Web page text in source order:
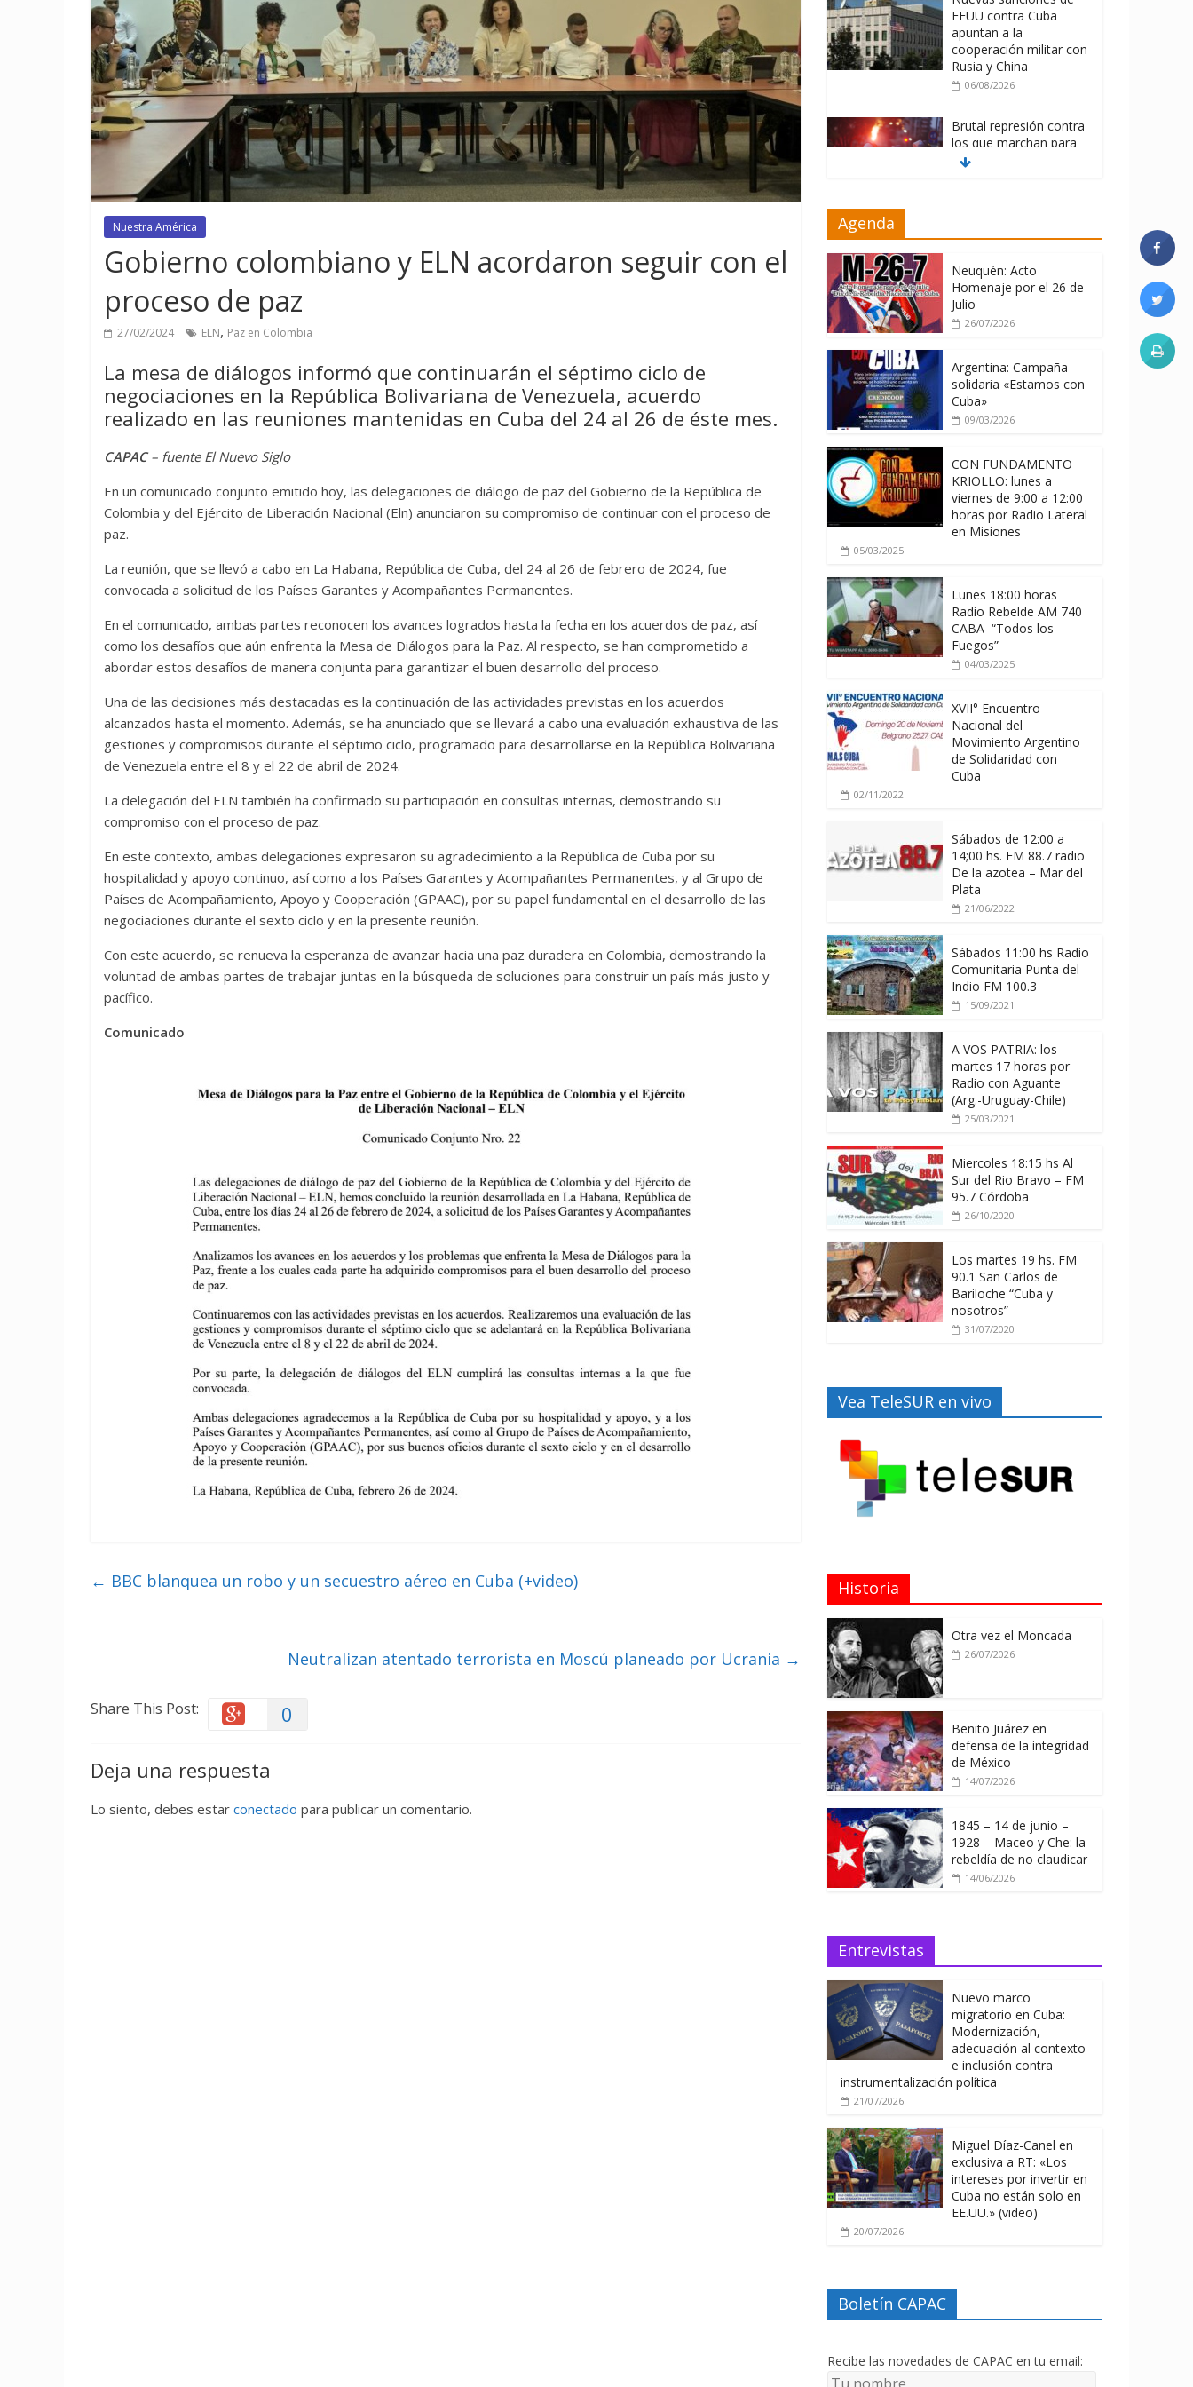
Nuestra América
Gobierno colombiano y ELN acordaron seguir con el
proceso de paz
27/02/2024 ELN, Paz en Colombia
La mesa de diálogos informó que continuarán el séptimo ciclo de
negociaciones en la República Bolivariana de Venezuela, acuerdo
realizado en las reuniones mantenidas en Cuba del 24 al 26 de éste mes.
CAPAC– fuente El Nuevo Siglo
En un comunicado conjunto emitido hoy, las delegaciones de diálogo de paz del Gobierno de la República de
Colombia y del Ejército de Liberación Nacional (Eln) anunciaron su compromiso de continuar con el proceso de
paz.
La reunión, que se llevó a cabo en La Habana, República de Cuba, del 24 al 26 de febrero de 2024, fue
convocada a solicitud de los Países Garantes y Acompañantes Permanentes.
En el comunicado, ambas partes reconocen los avances logrados hasta la fecha en los acuerdos de paz, así
como los desafíos que aún enfrenta la Mesa de Diálogos para la Paz. Al respecto, se han comprometido a
abordar estos desafíos de manera conjunta para garantizar el buen desarrollo del proceso.
Una de las decisiones más destacadas es la continuación de las actividades previstas en los acuerdos
alcanzados hasta el momento. Además, se ha anunciado que se llevará a cabo una evaluación exhaustiva de las
gestiones y compromisos durante el séptimo ciclo, programado para desarrollarse en la República Bolivariana
de Venezuela entre el 8 y el 22 de abril de 2024.
La delegación del ELN también ha confirmado su participación en consultas internas, demostrando su
compromiso con el proceso de paz.
En este contexto, ambas delegaciones expresaron su agradecimiento a la República de Cuba por su
hospitalidad y apoyo continuo, así como a los Países Garantes y Acompañantes Permanentes, y al Grupo de
Países de Acompañamiento, Apoyo y Cooperación (GPAAC), por su papel fundamental en el desarrollo de las
negociaciones durante el sexto ciclo y en la presente reunión.
Con este acuerdo, se renueva la esperanza de avanzar hacia una paz duradera en Colombia, demostrando la
voluntad de ambas partes de trabajar juntas en la búsqueda de soluciones para construir un país más justo y
pacífico.
Comunicado
← BBC blanquea un robo y un secuestro aéreo en Cuba (+video)
Neutralizan atentado terrorista en Moscú planeado por Ucrania →
Share This Post: 0
Deja una respuesta
Lo siento, debes estar conectado para publicar un comentario.
EEUU contra Cuba
apuntan a la
cooperación militar con
Rusia y China
06/08/2026
Brutal represión contra
los que marchan para
que no se venda la
La ONU condena
contra Cuba
06/08/2026
Agenda
Neuquén: Acto
Homenaje por el 26 de
Julio
26/07/2026
Argentina: Campaña
solidaria «Estamos con
Cuba»
09/03/2026
CON FUNDAMENTO
KRIOLLO: lunes a
viernes de 9:00 a 12:00
horas por Radio Lateral
en Misiones
05/03/2025
Lunes 18:00 horas
Radio Rebelde AM 740
CABA “Todos los
Fuegos”
04/03/2025
XVII° Encuentro
Nacional del
Movimiento Argentino
de Solidaridad con
Cuba
02/11/2022
Sábados de 12:00 a
14;00 hs. FM 88.7 radio
De la azotea – Mar del
Plata
21/06/2022
Sábados 11:00 hs Radio
Comunitaria Punta del
Indio FM 100.3
15/09/2021
A VOS PATRIA: los
martes 17 horas por
Radio con Aguante
(Arg.-Uruguay-Chile)
25/03/2021
Miercoles 18:15 hs Al
Sur del Rio Bravo – FM
95.7 Córdoba
26/10/2020
Los martes 19 hs. FM
90.1 San Carlos de
Bariloche “Cuba y
nosotros”
31/07/2020
Vea TeleSUR en vivo
Historia
Otra vez el Moncada
26/07/2026
Benito Juárez en
defensa de la integridad
de México
14/07/2026
1845 – 14 de junio –
1928 – Maceo y Che: la
rebeldía de no claudicar
14/06/2026
Entrevistas
Nuevo marco
migratorio en Cuba:
Modernización,
adecuación al contexto
e inclusión contra
instrumentalización política
21/07/2026
Miguel Díaz-Canel en
exclusiva a RT: «Los
intereses por invertir en
Cuba no están solo en
EE.UU.» (video)
20/07/2026
Boletín CAPAC
Recibe las novedades de CAPAC en tu email: